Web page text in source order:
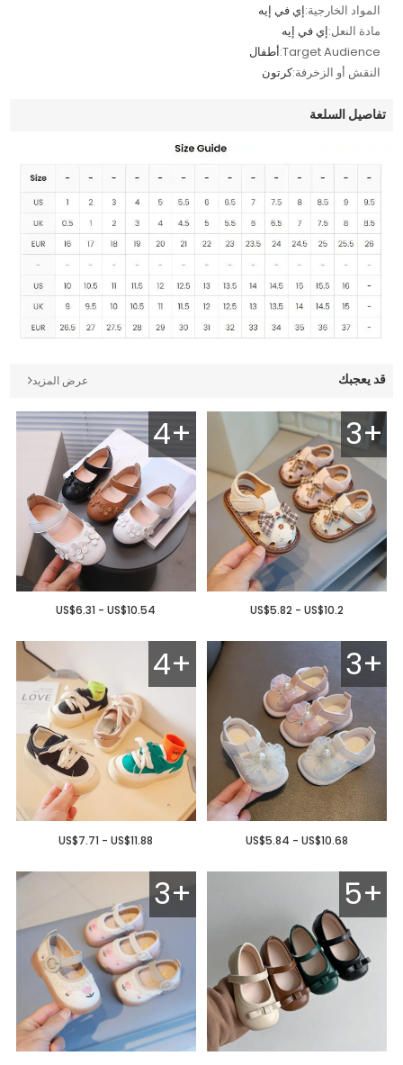
المواد الخارجية:إي في إيه
مادة النعل:إي في إيه
Target Audience: أطفال
النقش أو الزخرفة:كرتون
تفاصيل السلعة
قد يعجبك عرض المزيد
3+
US$5.82 - US$10.2
4+
US$6.31 - US$10.54
3+
US$5.84 - US$10.68
4+
US$7.71 - US$11.88
5+
3+